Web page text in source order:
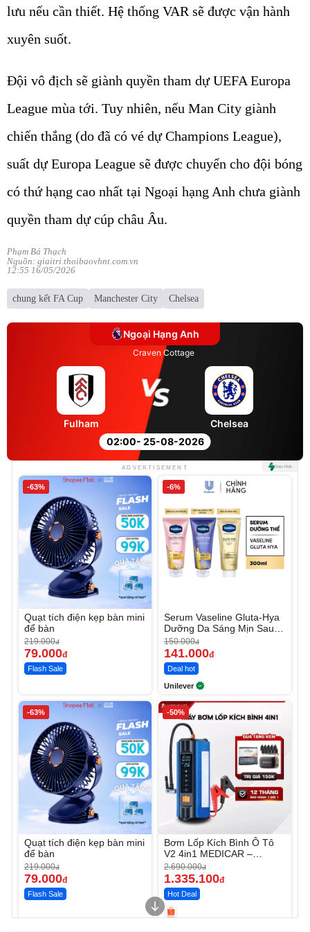
lưu nếu cần thiết. Hệ thống VAR sẽ được vận hành
xuyên suốt.
Đội vô địch sẽ giành quyền tham dự UEFA Europa
League mùa tới. Tuy nhiên, nếu Man City giành
chiến thắng (do đã có vé dự Champions League),
suất dự Europa League sẽ được chuyển cho đội bóng
có thứ hạng cao nhất tại Ngoại hạng Anh chưa giành
quyền tham dự cúp châu Âu.
Phạm Bá Thạch
Nguồn: giaitri.thoibaovhnt.com.vn
12:55 16/05/2026
chung kết FA Cup Manchester City Chelsea
Ngoại Hạng Anh
Craven Cottage
02:00- 25-08-2026
Fulham Chelsea
ADVERTISEMENT
-63%
Quạt tích điện kẹp bàn mini
để bàn
219.000đ
79.000đ
Flash Sale
-6%
Serum Vaseline Gluta-Hya
Dưỡng Da Sáng Mịn Sau 7
Ngày
150.000đ
141.000đ
Deal hot
Unilever
-63%
Quạt tích điện kẹp bàn mini
để bàn
219.000đ
79.000đ
Flash Sale
-50%
Bơm Lốp Kích Bình Ô Tô
V2 4in1 MEDICAR –
12.000mAh
2.690.000đ
1.335.100đ
Hot Deal